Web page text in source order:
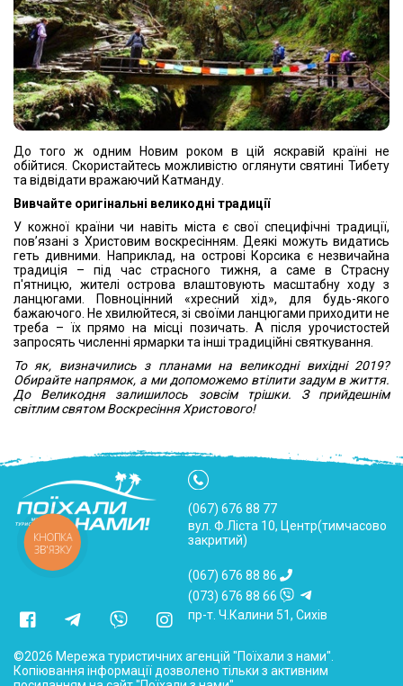
До того ж одним Новим роком в цій яскравій країні не
обійтися. Скористайтесь можливістю оглянути святині Тибету
та відвідати вражаючий Катманду.
Вивчайте оригінальні великодні традиції
У кожної країни чи навіть міста є свої специфічні традиції,
пов’язані з Христовим воскресінням. Деякі можуть видатись
геть дивними. Наприклад, на острові Корсика є незвичайна
традиція – під час страсного тижня, а саме в Страсну
п'ятницю, жителі острова влаштовують масштабну ходу з
ланцюгами. Повноцінний «хресний хід», для будь-якого
бажаючого. Не хвилюйтеся, зі своїми ланцюгами приходити не
треба – їх прямо на місці позичать. А після урочистостей
запросять численні ярмарки та інші традиційні святкування.
То як, визначились з планами на великодні вихідні 2019?
Обирайте напрямок, а ми допоможемо втілити задум в життя.
До Великодня залишилось зовсім трішки. З прийдешнім
світлим святом Воскресіння Христового!
(067) 676 88 77
вул. Ф.Ліста 10, Центр(тимчасово
закритий)
(067) 676 88 86
(073) 676 88 66
пр-т. Ч.Калини 51, Сихів
©2026 Мережа туристичних агенцій "Поїхали з нами".
Копіювання інформації дозволено тільки з активним
КНОПКА
ЗВ'ЯЗКУ